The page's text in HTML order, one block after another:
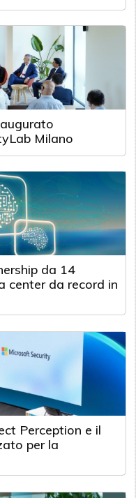
Milano
da 14
center da record in
Perception e il
per la